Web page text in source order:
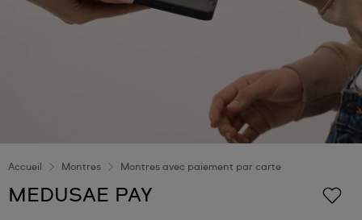
Accueil Montres Montres avec paiement par carte
MEDUSAE PAY